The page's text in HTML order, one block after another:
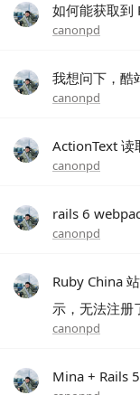
如何能获取到
canonpd
我想问下，酷
canonpd
ActionText 读
canonpd
rails 6
canonpd
Ruby China
示，无法注册
canonpd
Mina + Rails